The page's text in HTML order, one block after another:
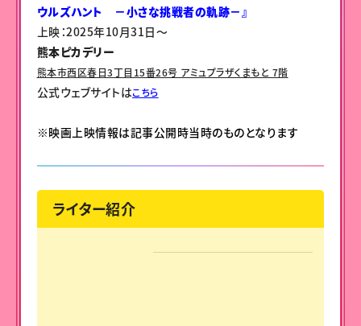
ウルズハント －小さな挑戦者の軌跡－』
上映：2025年10月31日〜
熊本ピカデリー
熊本市西区春日3丁目15番26号 アミュプラザくまもと 7階
公式ウェブサイトはこちら
※映画上映情報は記事公開時当時のものとなります
ライター紹介